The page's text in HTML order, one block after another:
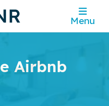
Menu
Airbnb